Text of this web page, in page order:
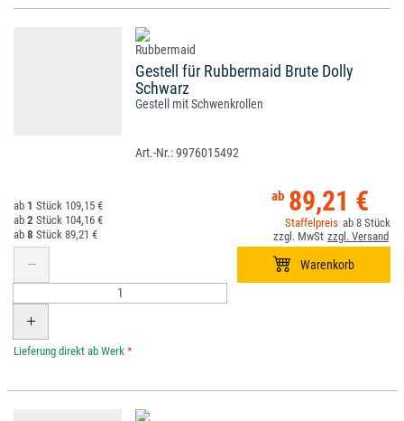
Gestell für Rubbermaid Brute Dolly
Schwarz
Gestell mit Schwenkrollen
9976015492
89,21 €
8
1
109,15 €
2
104,16 €
8
89,21 €
*